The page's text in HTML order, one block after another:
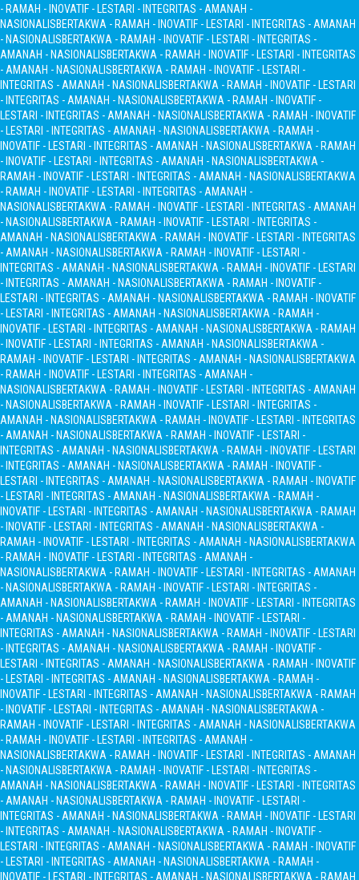
- RAMAH - INOVATIF - LESTARI - INTEGRITAS - AMANAH -
NASIONALISBERTAKWA - RAMAH - INOVATIF - LESTARI - INTEGRITAS - AMANAH
- NASIONALISBERTAKWA - RAMAH - INOVATIF - LESTARI - INTEGRITAS -
AMANAH - NASIONALISBERTAKWA - RAMAH - INOVATIF - LESTARI - INTEGRITAS
- AMANAH - NASIONALISBERTAKWA - RAMAH - INOVATIF - LESTARI -
INTEGRITAS - AMANAH - NASIONALISBERTAKWA - RAMAH - INOVATIF - LESTARI
- INTEGRITAS - AMANAH - NASIONALISBERTAKWA - RAMAH - INOVATIF -
LESTARI - INTEGRITAS - AMANAH - NASIONALISBERTAKWA - RAMAH - INOVATIF
- LESTARI - INTEGRITAS - AMANAH - NASIONALISBERTAKWA - RAMAH -
INOVATIF - LESTARI - INTEGRITAS - AMANAH - NASIONALISBERTAKWA - RAMAH
- INOVATIF - LESTARI - INTEGRITAS - AMANAH - NASIONALISBERTAKWA -
RAMAH - INOVATIF - LESTARI - INTEGRITAS - AMANAH - NASIONALISBERTAKWA
- RAMAH - INOVATIF - LESTARI - INTEGRITAS - AMANAH -
NASIONALISBERTAKWA - RAMAH - INOVATIF - LESTARI - INTEGRITAS - AMANAH
- NASIONALISBERTAKWA - RAMAH - INOVATIF - LESTARI - INTEGRITAS -
AMANAH - NASIONALISBERTAKWA - RAMAH - INOVATIF - LESTARI - INTEGRITAS
- AMANAH - NASIONALISBERTAKWA - RAMAH - INOVATIF - LESTARI -
INTEGRITAS - AMANAH - NASIONALISBERTAKWA - RAMAH - INOVATIF - LESTARI
- INTEGRITAS - AMANAH - NASIONALISBERTAKWA - RAMAH - INOVATIF -
LESTARI - INTEGRITAS - AMANAH - NASIONALISBERTAKWA - RAMAH - INOVATIF
- LESTARI - INTEGRITAS - AMANAH - NASIONALISBERTAKWA - RAMAH -
INOVATIF - LESTARI - INTEGRITAS - AMANAH - NASIONALISBERTAKWA - RAMAH
- INOVATIF - LESTARI - INTEGRITAS - AMANAH - NASIONALISBERTAKWA -
RAMAH - INOVATIF - LESTARI - INTEGRITAS - AMANAH - NASIONALISBERTAKWA
- RAMAH - INOVATIF - LESTARI - INTEGRITAS - AMANAH -
NASIONALISBERTAKWA - RAMAH - INOVATIF - LESTARI - INTEGRITAS - AMANAH
- NASIONALISBERTAKWA - RAMAH - INOVATIF - LESTARI - INTEGRITAS -
AMANAH - NASIONALISBERTAKWA - RAMAH - INOVATIF - LESTARI - INTEGRITAS
- AMANAH - NASIONALISBERTAKWA - RAMAH - INOVATIF - LESTARI -
INTEGRITAS - AMANAH - NASIONALISBERTAKWA - RAMAH - INOVATIF - LESTARI
- INTEGRITAS - AMANAH - NASIONALISBERTAKWA - RAMAH - INOVATIF -
LESTARI - INTEGRITAS - AMANAH - NASIONALISBERTAKWA - RAMAH - INOVATIF
- LESTARI - INTEGRITAS - AMANAH - NASIONALISBERTAKWA - RAMAH -
INOVATIF - LESTARI - INTEGRITAS - AMANAH - NASIONALISBERTAKWA - RAMAH
- INOVATIF - LESTARI - INTEGRITAS - AMANAH - NASIONALISBERTAKWA -
RAMAH - INOVATIF - LESTARI - INTEGRITAS - AMANAH - NASIONALISBERTAKWA
- RAMAH - INOVATIF - LESTARI - INTEGRITAS - AMANAH -
NASIONALISBERTAKWA - RAMAH - INOVATIF - LESTARI - INTEGRITAS - AMANAH
- NASIONALISBERTAKWA - RAMAH - INOVATIF - LESTARI - INTEGRITAS -
AMANAH - NASIONALISBERTAKWA - RAMAH - INOVATIF - LESTARI - INTEGRITAS
- AMANAH - NASIONALISBERTAKWA - RAMAH - INOVATIF - LESTARI -
INTEGRITAS - AMANAH - NASIONALISBERTAKWA - RAMAH - INOVATIF - LESTARI
- INTEGRITAS - AMANAH - NASIONALISBERTAKWA - RAMAH - INOVATIF -
LESTARI - INTEGRITAS - AMANAH - NASIONALISBERTAKWA - RAMAH - INOVATIF
- LESTARI - INTEGRITAS - AMANAH - NASIONALISBERTAKWA - RAMAH -
INOVATIF - LESTARI - INTEGRITAS - AMANAH - NASIONALISBERTAKWA - RAMAH
- INOVATIF - LESTARI - INTEGRITAS - AMANAH - NASIONALISBERTAKWA -
RAMAH - INOVATIF - LESTARI - INTEGRITAS - AMANAH - NASIONALISBERTAKWA
- RAMAH - INOVATIF - LESTARI - INTEGRITAS - AMANAH -
NASIONALISBERTAKWA - RAMAH - INOVATIF - LESTARI - INTEGRITAS - AMANAH
- NASIONALISBERTAKWA - RAMAH - INOVATIF - LESTARI - INTEGRITAS -
AMANAH - NASIONALISBERTAKWA - RAMAH - INOVATIF - LESTARI - INTEGRITAS
- AMANAH - NASIONALISBERTAKWA - RAMAH - INOVATIF - LESTARI -
INTEGRITAS - AMANAH - NASIONALISBERTAKWA - RAMAH - INOVATIF - LESTARI
- INTEGRITAS - AMANAH - NASIONALISBERTAKWA - RAMAH - INOVATIF -
LESTARI - INTEGRITAS - AMANAH - NASIONALISBERTAKWA - RAMAH - INOVATIF
- LESTARI - INTEGRITAS - AMANAH - NASIONALISBERTAKWA - RAMAH -
INOVATIF - LESTARI - INTEGRITAS - AMANAH - NASIONALISBERTAKWA - RAMAH